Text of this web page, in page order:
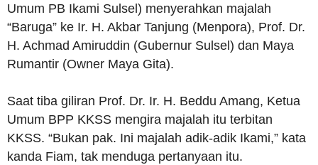
Umum PB Ikami Sulsel) menyerahkan majalah
“Baruga” ke Ir. H. Akbar Tanjung (Menpora), Prof. Dr.
H. Achmad Amiruddin (Gubernur Sulsel) dan Maya
Rumantir (Owner Maya Gita).
Saat tiba giliran Prof. Dr. Ir. H. Beddu Amang, Ketua
Umum BPP KKSS mengira majalah itu terbitan
KKSS. “Bukan pak. Ini majalah adik-adik Ikami,” kata
kanda Fiam, tak menduga pertanyaan itu.